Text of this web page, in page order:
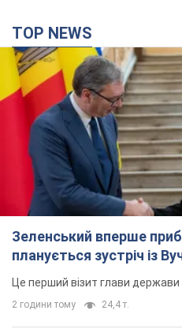
TOP NEWS
Зеленський вперше
планується зустріч із
Це перший візит глави
2 години тому 24,4 т.